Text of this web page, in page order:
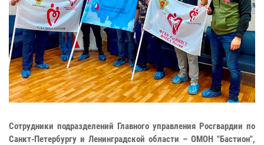
Сотрудники подразделений Главного управления Росгвардии по
Санкт-Петербургу и Ленинградской области – ОМОН "Бастион",